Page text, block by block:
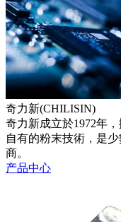
奇力新(CHILISIN)
奇力新成立於1972年
自有的粉末技術，是
商。
产品中心